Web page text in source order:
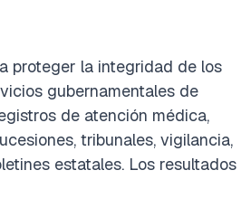
proteger la integridad de los
gubernamentales de
de atención médica,
tribunales, vigilancia,
estatales. Los resultados